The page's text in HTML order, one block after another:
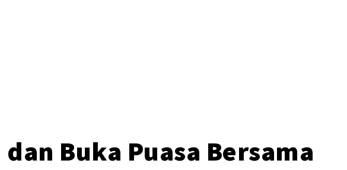
Buka Puasa Bersama